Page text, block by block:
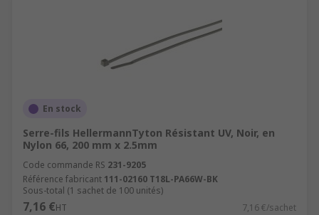
En stock
Serre-fils HellermannTyton Résistant UV, Noir, en
Nylon 66, 200 mm x 2.5mm
Code commande RS 231-9205
Référence fabricant 111-02160 T18L-PA66W-BK
Sous-total (1 sachet de 100 unités)
7,16 €HT 7,16 €/sachet